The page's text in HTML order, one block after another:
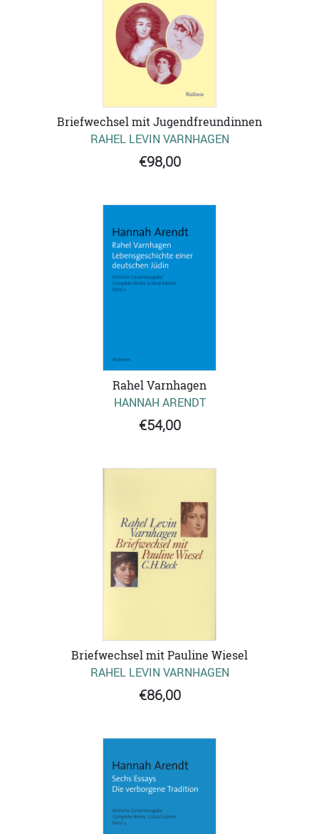
Briefwechsel mit Jugendfreundinnen
RAHEL LEVIN VARNHAGEN
€98,00
Rahel Varnhagen
HANNAH ARENDT
€54,00
Briefwechsel mit Pauline Wiesel
RAHEL LEVIN VARNHAGEN
€86,00